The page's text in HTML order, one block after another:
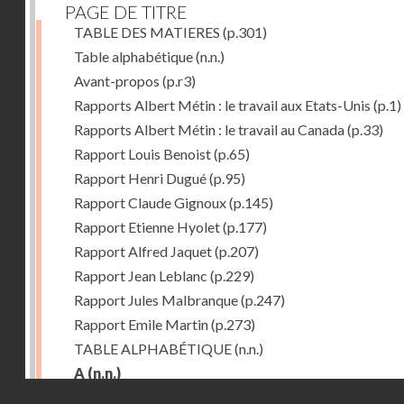
PAGE DE TITRE
TABLE DES MATIERES (p.301)
Table alphabétique(n.n.)
Avant-propos (p.r3)
Rapports Albert Métin : le travail aux Etats-Unis (p.1)
Rapports Albert Métin : le travail au Canada(p.33)
Rapport Louis Benoist(p.65)
Rapport Henri Dugué(p.95)
Rapport Claude Gignoux(p.145)
Rapport Etienne Hyolet(p.177)
Rapport Alfred Jaquet(p.207)
Rapport Jean Leblanc (p.229)
Rapport Jules Malbranque(p.247)
Rapport Emile Martin(p.273)
TABLE ALPHABÉTIQUE(n.n.)
A (n.n.)